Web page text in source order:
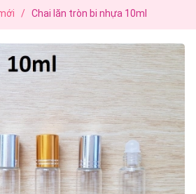
/ Chai lăn tròn bi nhựa 10ml